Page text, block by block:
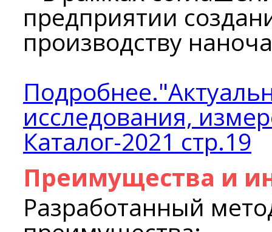
предприятии
производству
исследования,
Каталог-2021 стр.19
Преимущества и
Разработанный